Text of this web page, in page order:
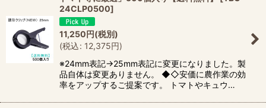
24CLP0500]
11,250 円(税別)
(税込: 12,375円)
※24mm表記→25mm表記に変更になりました。製
品自体は変更ありません。 ◆◇安価に農作業の効
率をアップするご提案です。 トマトやキュウ…